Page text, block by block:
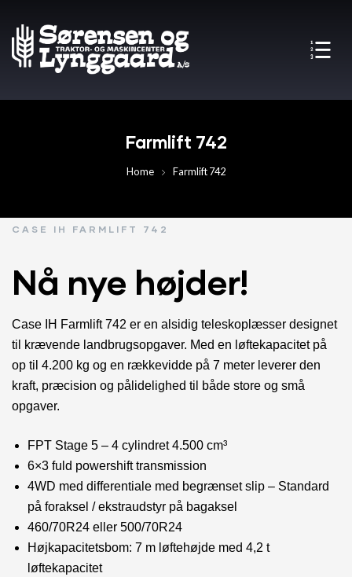
Farmlift 742
Home Farmlift 742
CASE IH FARMLIFT 742
Nå nye højder!
Case IH Farmlift 742 er en alsidig teleskoplæsser designet
til krævende landbrugsopgaver. Med en løftekapacitet på
op til 4.200 kg og en rækkevidde på 7 meter leverer den
kraft, præcision og pålidelighed til både store og små
opgaver.
FPT Stage 5 – 4 cylindret 4.500 cm³
6×3 fuld powershift transmission
4WD med differentiale med begrænset slip – Standard
på foraksel / ekstraudstyr på bagaksel
460/70R24 eller 500/70R24
Højkapacitetsbom: 7 m løftehøjde med 4,2 t
løftekapacitet